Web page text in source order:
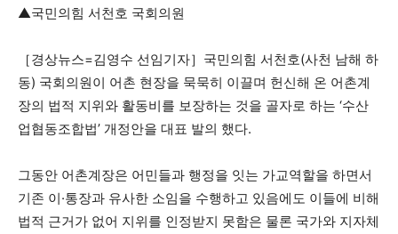
▲국민의힘 서천호 국회의원
［경상뉴스=김영수 선임기자］국민의힘 서천호(사천 남해 하
동) 국회의원이 어촌 현장을 묵묵히 이끌며 헌신해 온 어촌계
장의 법적 지위와 활동비를 보장하는 것을 골자로 하는 ‘수산
업협동조합법’ 개정안을 대표 발의 했다.
그동안 어촌계장은 어민들과 행정을 잇는 가교역할을 하면서
기존 이·통장과 유사한 소임을 수행하고 있음에도 이들에 비해
법적 근거가 없어 지위를 인정받지 못함은 물론 국가와 지자체